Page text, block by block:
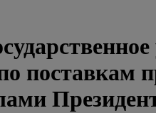
поставкам